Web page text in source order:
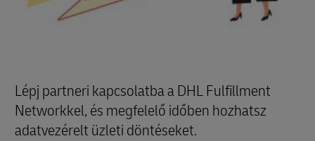
Lépj partneri kapcsolatba a DHL Fulfillment
Networkkel, és megfelelő időben hozhatsz
adatvezérelt üzleti döntéseket.